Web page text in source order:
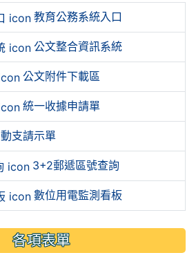
教育公務系統入口
公文整合資訊系統
公文附件下載區
統一收據申請單
動支請示單
3+2郵遞區號查詢
數位用電監測看板
各項表單